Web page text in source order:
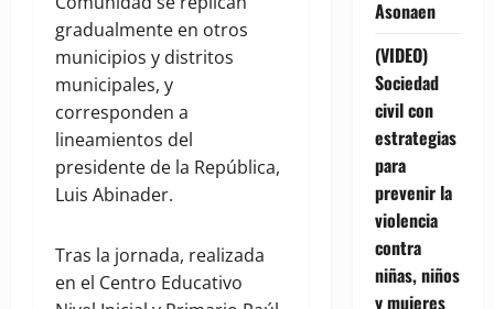
gradualmente en otros
municipios y distritos
municipales, y
corresponden a
lineamientos del
presidente de la República,
Luis Abinader.
Tras la jornada, realizada
en el Centro Educativo
Asonaen
(VIDEO)
Sociedad
civil con
estrategias
para
prevenir la
violencia
contra
niñas, niños
y mujeres